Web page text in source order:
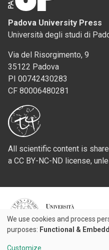
Padova University Press
Università degli studi di
Via del Risorgimento, 9
35122 Padova
PI 00742430283
CF 80006480281
All scientific content is
a CC BY-NC-ND license,
Use
of
We use cookies and process
purposes: Functional &
Customize